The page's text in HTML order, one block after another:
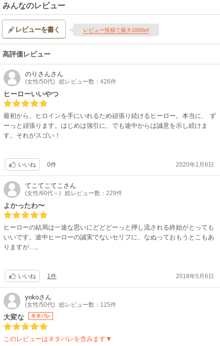
みんなのレビュー
レビューを書く レビュー投稿で最大1000pt!
高評価レビュー
のりさんさん
(女性/50代) 総レビュー数：426件
ヒーローいいやつ
最初から、ヒロインを手にいれるため頑張り続けるヒーロー。本当に、 ず
ーっと頑張ります。はじめは強引に、でも途中からは誠意を示し続けま
す。それがスゴい！
いいね 0件 2020年1月6日
てこてこてこ さん
(女性/60代～) 総レビュー数：229件
よかったわ〜
ヒーローの結局は一途な思いにどどどーっと押し流される終始がとっても
いいです。途中ヒーローの誠実でないセリフに、なぬっておもうとこもあ
りますが…。
いいね 1件 2018年5月6日
yokoさん
(女性/50代) 総レビュー数：125件
大変な ネタバレ
このレビューはネタバレを含みます▼